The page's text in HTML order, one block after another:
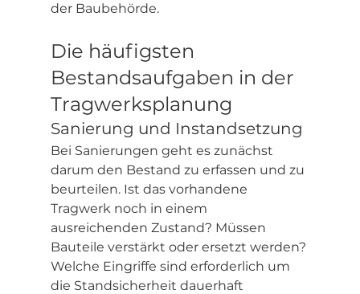
der Baubehörde.
Die häufigsten
Bestandsaufgaben in der
Tragwerksplanung
Sanierung und Instandsetzung
Bei Sanierungen geht es zunächst
darum den Bestand zu erfassen und zu
beurteilen. Ist das vorhandene
Tragwerk noch in einem
ausreichenden Zustand? Müssen
Bauteile verstärkt oder ersetzt werden?
Welche Eingriffe sind erforderlich um
die Standsicherheit dauerhaft